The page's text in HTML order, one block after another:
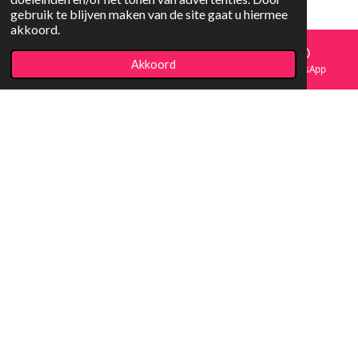
gebruik te blijven maken van de site gaat u hiermee
akkoord.
AkkoordFacebook WhatsApp